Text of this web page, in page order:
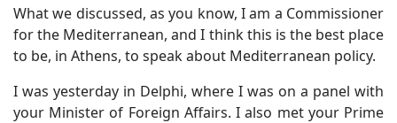
What we discussed, as you know, I am a Commissioner
for the Mediterranean, and I think this is the best place
to be, in Athens, to speak about Mediterranean policy.
I was yesterday in Delphi, where I was on a panel with
your Minister of Foreign Affairs. I also met your Prime